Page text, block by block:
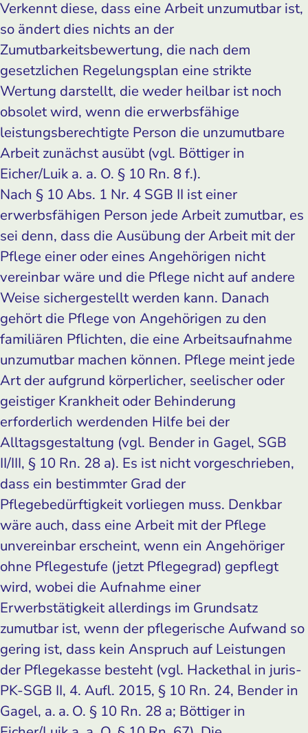
Verkennt diese, dass eine Arbeit unzumutbar ist,
so ändert dies nichts an der
Zumutbarkeitsbewertung, die nach dem
gesetzlichen Regelungsplan eine strikte
Wertung darstellt, die weder heilbar ist noch
obsolet wird, wenn die erwerbsfähige
leistungsberechtigte Person die unzumutbare
Arbeit zunächst ausübt (vgl. Böttiger in
Eicher/Luik a. a. O. § 10 Rn. 8 f.).
Nach § 10 Abs. 1 Nr. 4 SGB II ist einer
erwerbsfähigen Person jede Arbeit zumutbar, es
sei denn, dass die Ausübung der Arbeit mit der
Pflege einer oder eines Angehörigen nicht
vereinbar wäre und die Pflege nicht auf andere
Weise sichergestellt werden kann. Danach
gehört die Pflege von Angehörigen zu den
familiären Pflichten, die eine Arbeitsaufnahme
unzumutbar machen können. Pflege meint jede
Art der aufgrund körperlicher, seelischer oder
geistiger Krankheit oder Behinderung
erforderlich werdenden Hilfe bei der
Alltagsgestaltung (vgl. Bender in Gagel, SGB
II/III, § 10 Rn. 28 a). Es ist nicht vorgeschrieben,
dass ein bestimmter Grad der
Pflegebedürftigkeit vorliegen muss. Denkbar
wäre auch, dass eine Arbeit mit der Pflege
unvereinbar erscheint, wenn ein Angehöriger
ohne Pflegestufe (jetzt Pflegegrad) gepflegt
wird, wobei die Aufnahme einer
Erwerbstätigkeit allerdings im Grundsatz
zumutbar ist, wenn der pflegerische Aufwand so
gering ist, dass kein Anspruch auf Leistungen
der Pflegekasse besteht (vgl. Hackethal in juris-
PK-SGB II, 4. Aufl. 2015, § 10 Rn. 24, Bender in
Gagel, a. a. O. § 10 Rn. 28 a; Böttiger in